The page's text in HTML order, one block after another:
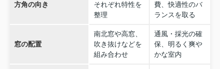
方角の向き
それぞれ特性を
整理
費、快適性のバ
ランスを取る
窓の配置
南北窓や高窓、
吹き抜けなどを
組み合わせ
通風・採光の確
保、明るく爽や
かな室内